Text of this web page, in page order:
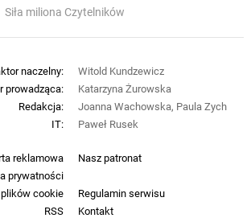
Siła miliona Czytelników
reklamowa
Nasz patronat
prywatności
cookie
Regulamin serwisu
RSS
Kontakt
naczelny:
Witold Kundzewicz
prowadząca:
Katarzyna Żurowska
Redakcja:
Joanna Wachowska, Paula Zych
IT:
Paweł Rusek